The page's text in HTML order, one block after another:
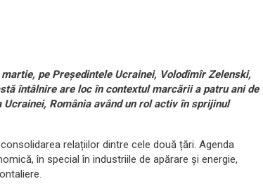
pe Președintele Ucrainei, Volodîmîr Zelenski,
întâlnire are loc în contextul marcării a patru ani de
România având un rol activ în sprijinul
relațiilor dintre cele două țări. Agenda
în special în industriile de apărare și energie,